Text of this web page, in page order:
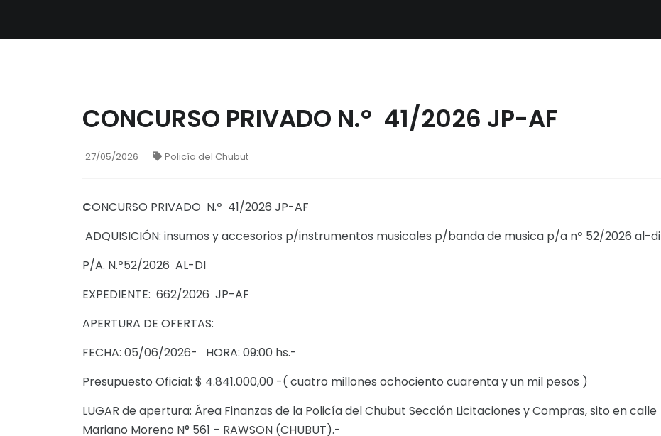
CONCURSO PRIVADO N.º 41/2026 JP-AF
27/05/2026 Policía del Chubut
CONCURSO PRIVADO N.º 41/2026 JP-AF
ADQUISICIÓN: insumos y accesorios p/instrumentos musicales p/banda de musica p/a nº 52/2026 al-di
P/A. N.º52/2026 AL-DI
EXPEDIENTE: 662/2026 JP-AF
APERTURA DE OFERTAS:
FECHA: 05/06/2026- HORA: 09:00 hs.-
Presupuesto Oficial: $ 4.841.000,00 -( cuatro millones ochociento cuarenta y un mil pesos )
LUGAR de apertura: Área Finanzas de la Policía del Chubut Sección Licitaciones y Compras, sito en calle
Mariano Moreno N° 561 – RAWSON (CHUBUT).-